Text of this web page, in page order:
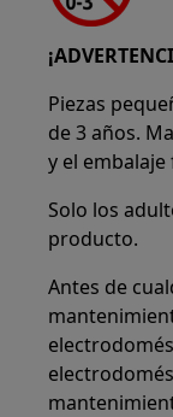
Piezas
de 3 años.
y el
Solo los
producto.
Antes de